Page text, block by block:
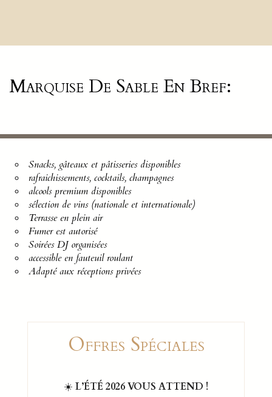
Marquise De Sable En Bref:
Snacks, gâteaux et pâtisseries disponibles
rafraichissements, cocktails, champagnes
alcools premium disponibles
sélection de vins (nationale et internationale)
Terrasse en plein air
Fumer est autorisé
Soirées DJ organisées
accessible en fauteuil roulant
Adapté aux réceptions privées
Offres Spéciales
☀️ L’ÉTÉ 2026 VOUS ATTEND !